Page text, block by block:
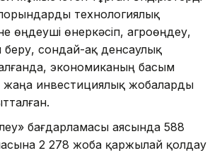
технологиялық
өңдеуші өнеркәсіп, агроөңдеу,
беру, сондай-ақ денсаулық
экономиканың басым
жаңа инвестициялық жобаларды
бағдарламасы аясында 588
2 278 жоба қаржылай қолдау